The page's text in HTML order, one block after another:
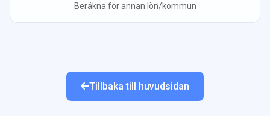
Beräkna för annan lön/kommun
Tillbaka till huvudsidan